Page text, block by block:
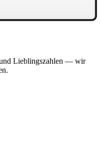
und Lieblingszahlen — wir